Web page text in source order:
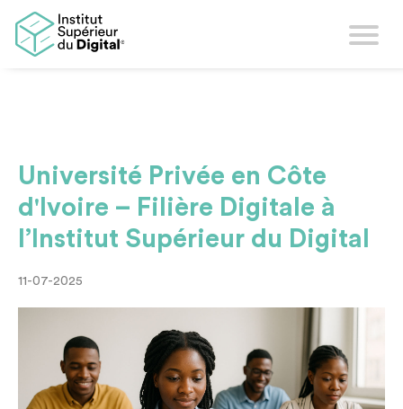
Université Privée en Côte
d'Ivoire – Filière Digitale à
l’Institut Supérieur du Digital
11-07-2025